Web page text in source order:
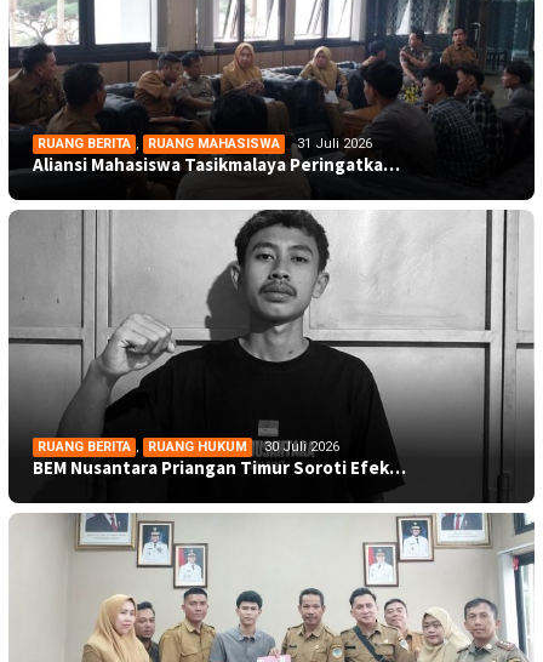
RUANG BERITA , RUANG MAHASISWA 31 Juli 2026
Aliansi Mahasiswa Tasikmalaya Peringatka…
RUANG BERITA , RUANG HUKUM 30 Juli 2026
BEM Nusantara Priangan Timur Soroti Efek…